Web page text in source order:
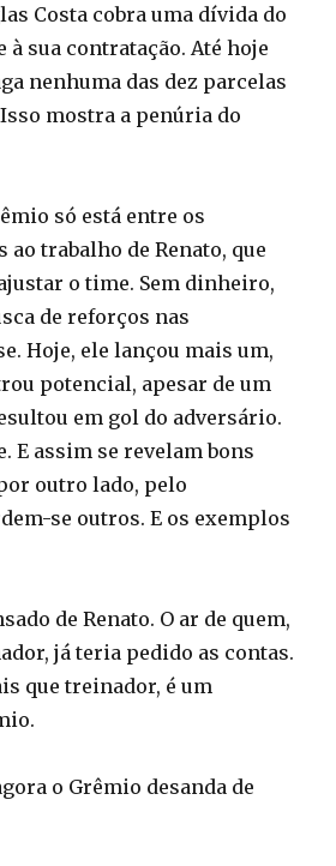
Costa cobra uma dívida do
sua contratação. Até hoje
nenhuma das dez parcelas
mostra a penúria do
só está entre os
trabalho de Renato, que
o time. Sem dinheiro,
de reforços nas
Hoje, ele lançou mais um,
potencial, apesar de um
em gol do adversário.
E assim se revelam bons
outro lado, pelo
se outros. E os exemplos
de Renato. O ar de quem,
já teria pedido as contas.
que treinador, é um
o Grêmio desanda de